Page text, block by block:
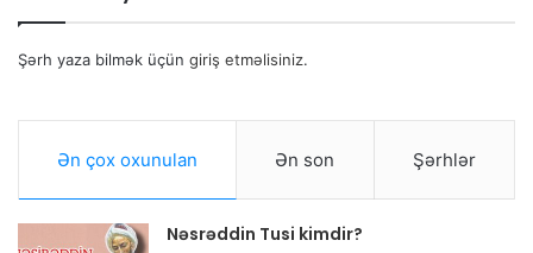
Şərh yaza bilmək üçün giriş etməlisiniz.
Ən çox oxunulan Ən son Şərhlər
Nəsrəddin Tusi kimdir?